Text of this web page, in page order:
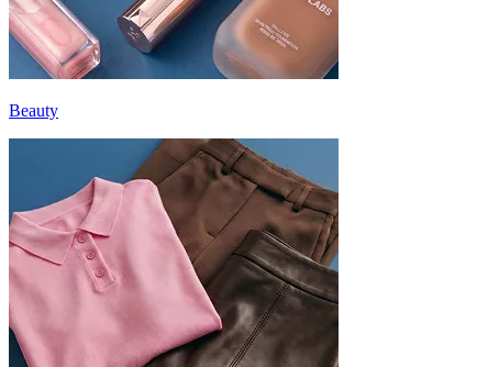
Beauty